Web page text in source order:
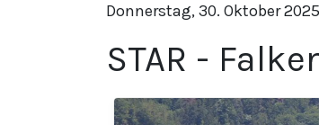
Donnerstag, 30. Oktober 2025
STAR -